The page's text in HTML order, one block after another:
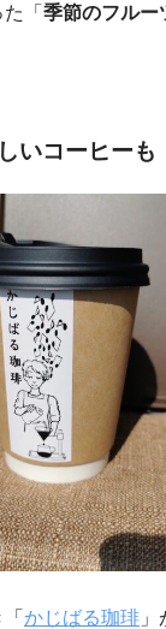
「 季節のフルー
いコーヒーも
かじばる珈琲